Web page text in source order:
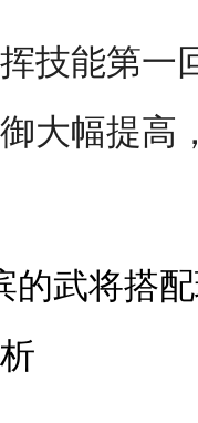
技能第一
大幅提高